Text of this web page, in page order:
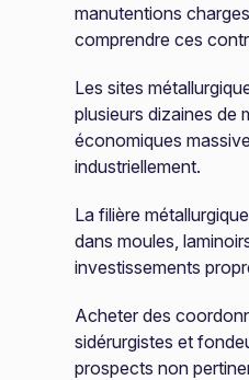
manutentions
comprendre ces
Les sites
plusieurs dizaines de
économiques
industriellement.
La filière
dans moules,
investissements
Acheter des
sidérurgistes et
prospects non